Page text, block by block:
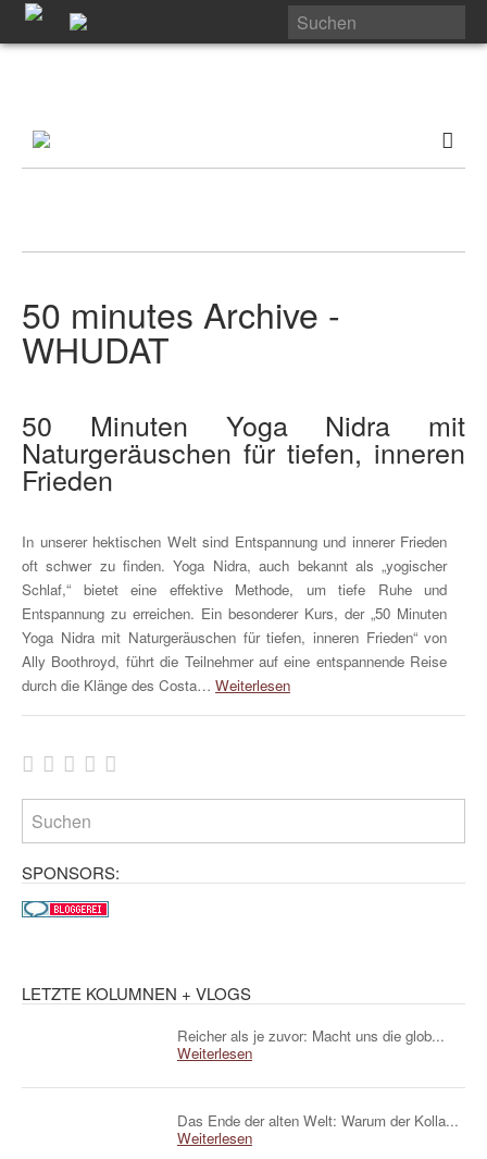
50 minutes Archive -
WHUDAT
50 Minuten Yoga Nidra mit
Naturgeräuschen für tiefen, inneren
Frieden
In unserer hektischen Welt sind Entspannung und innerer Frieden
oft schwer zu finden. Yoga Nidra, auch bekannt als „yogischer
Schlaf,“ bietet eine effektive Methode, um tiefe Ruhe und
Entspannung zu erreichen. Ein besonderer Kurs, der „50 Minuten
Yoga Nidra mit Naturgeräuschen für tiefen, inneren Frieden“ von
Ally Boothroyd, führt die Teilnehmer auf eine entspannende Reise
durch die Klänge des Costa… Weiterlesen
SPONSORS:
LETZTE KOLUMNEN + VLOGS
Reicher als je zuvor: Macht uns die glob...
Weiterlesen
Das Ende der alten Welt: Warum der Kolla...
Weiterlesen